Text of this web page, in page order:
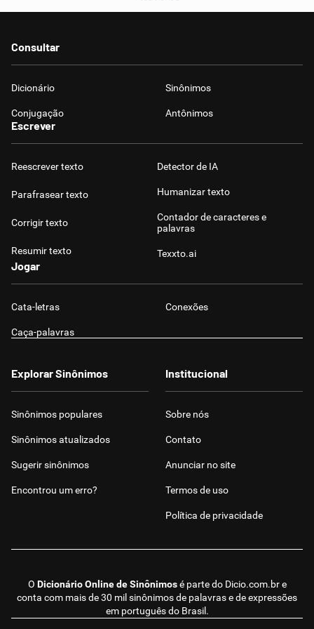
Consultar
Dicionário Sinônimos
Conjugação Antônimos
Escrever
Reescrever texto
Parafrasear texto
Corrigir texto
Resumir texto
Detector de IA
Humanizar texto
Contador de caracteres e
palavras
Texxto.ai
Jogar
Cata-letras Conexões
Caça-palavras
O Dicionário Online de Sinônimosé parte do Dicio.com.bre
conta com mais de 30 mil sinônimos de palavras e de expressões
em português do Brasil.
Explorar Sinônimos
Sinônimos populares
Sinônimos atualizados
Sugerir sinônimos
Encontrou um erro?
Institucional
Sobre nós
Contato
Anunciar no site
Termos de uso
Política de privacidade